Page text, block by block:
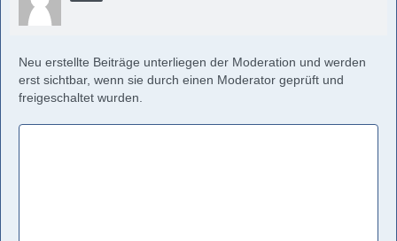
Neu erstellte Beiträge unterliegen der Moderation und werden
erst sichtbar, wenn sie durch einen Moderator geprüft und
freigeschaltet wurden.